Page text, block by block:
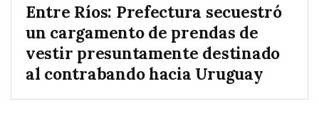
Entre Ríos: Prefectura secuestró
un cargamento de prendas de
vestir presuntamente destinado
al contrabando hacia Uruguay